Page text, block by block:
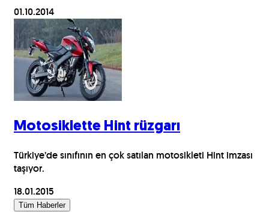
01.10.2014
Motosiklette Hint rüzgarı
Türkiye’de sınıfının en çok satılan motosikleti Hint imzası
taşıyor.
18.01.2015
Tüm Haberler